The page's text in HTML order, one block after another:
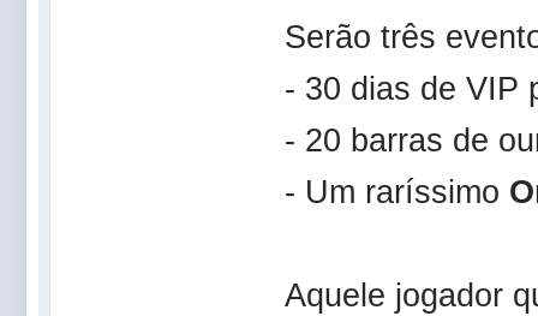
Serão três
- 30 dias de VIP
- 20 barras de
- Um raríssimo
Aquele jogador